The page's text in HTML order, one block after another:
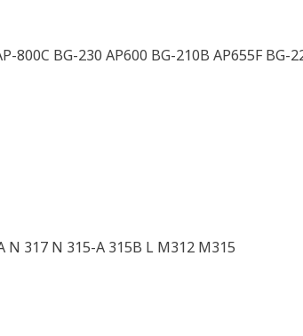
800C BG-230 AP600 BG-210B AP655F BG-
N 317 N 315-A 315B L M312 M315